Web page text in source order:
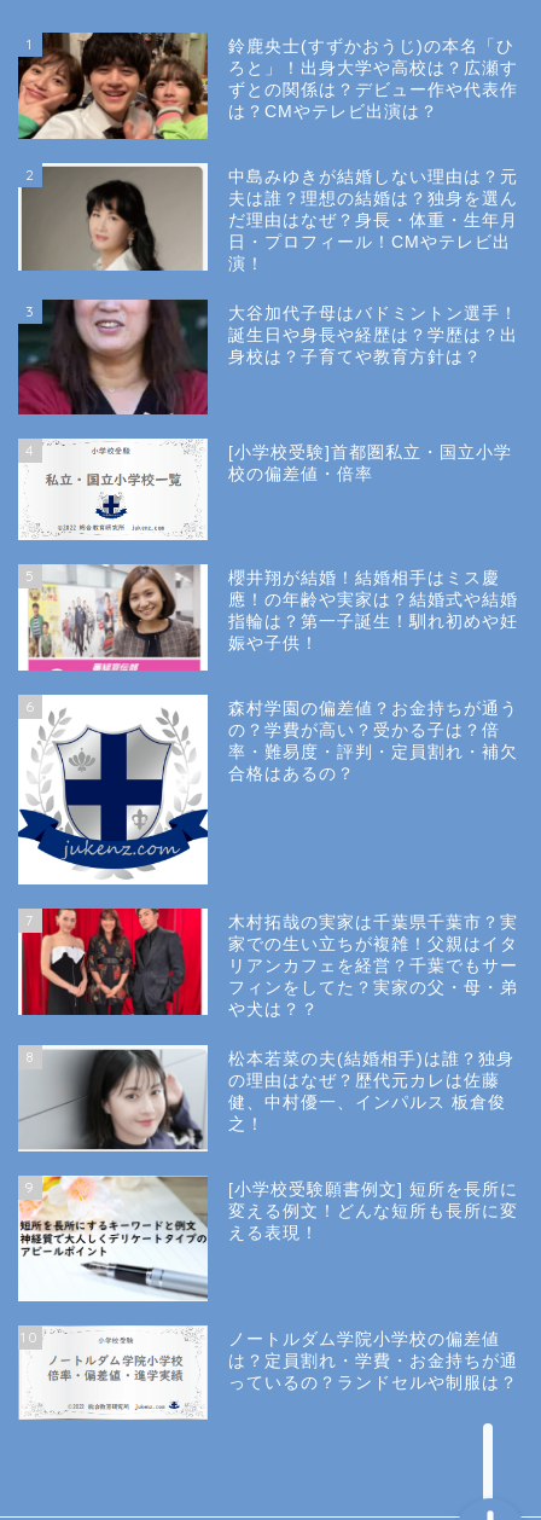
1
鈴鹿央士(すずかおうじ)の本名「ひ
ろと」！出身大学や高校は？広瀬す
ずとの関係は？デビュー作や代表作
は？CMやテレビ出演は？
2
中島みゆきが結婚しない理由は？元
夫は誰？理想の結婚は？独身を選ん
だ理由はなぜ？身長・体重・生年月
日・プロフィール！CMやテレビ出
演！
3
大谷加代子母はバドミントン選手！
誕生日や身長や経歴は？学歴は？出
身校は？子育てや教育方針は？
4
[小学校受験]首都圏私立・国立小学
校の偏差値・倍率
5
櫻井翔が結婚！結婚相手はミス慶
應！の年齢や実家は？結婚式や結婚
指輪は？第一子誕生！馴れ初めや妊
娠や子供！
6
森村学園の偏差値？お金持ちが通う
の？学費が高い？受かる子は？倍
率・難易度・評判・定員割れ・補欠
合格はあるの？
7
木村拓哉の実家は千葉県千葉市？実
家での生い立ちが複雑！父親はイタ
リアンカフェを経営？千葉でもサー
フィンをしてた？実家の父・母・弟
や犬は？？
8
松本若菜の夫(結婚相手)は誰？独身
の理由はなぜ？歴代元カレは佐藤
健、中村優一、インパルス 板倉俊
之！
9
[小学校受験願書例文] 短所を長所に
変える例文！どんな短所も長所に変
える表現！
10
ノートルダム学院小学校の偏差値
は？定員割れ・学費・お金持ちが通
っているの？ランドセルや制服は？
Privacy Policy
小学校受験
所長コラム
説明会や面接の服装